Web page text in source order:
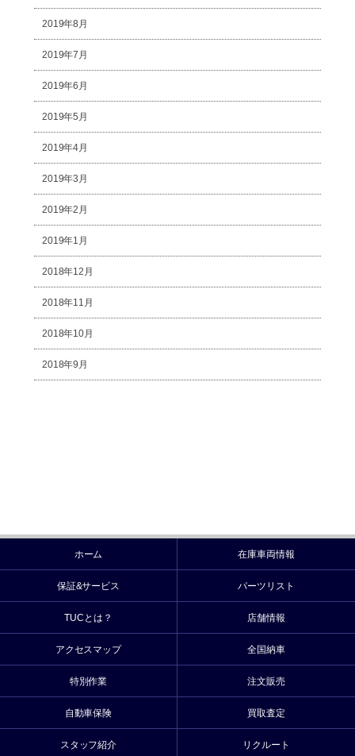
2019年8月
2019年7月
2019年6月
2019年5月
2019年4月
2019年3月
2019年2月
2019年1月
2018年12月
2018年11月
2018年10月
2018年9月
ホーム 在庫車両情報
保証&サービス パーツリスト
TUCとは？ 店舗情報
アクセスマップ 全国納車
特別作業 注文販売
自動車保険 買取査定
スタッフ紹介 リクルート